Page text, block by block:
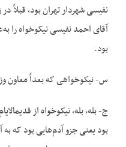
نفیسی شهردار تهران بود، قبلاً
آقای احمد نفیسی نیکوخواه را
بود.
س- نیکوخواهی که بعداً معاون
ج- بله، بله، نیکوخواه از
بود یعنی جزو آدم‌هایی بود که